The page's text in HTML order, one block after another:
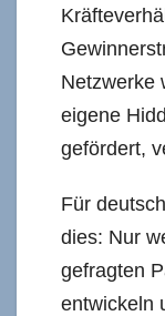
Netzwerke
eigene
gefördert,
Für
dies: Nur
gefragten
entwickeln